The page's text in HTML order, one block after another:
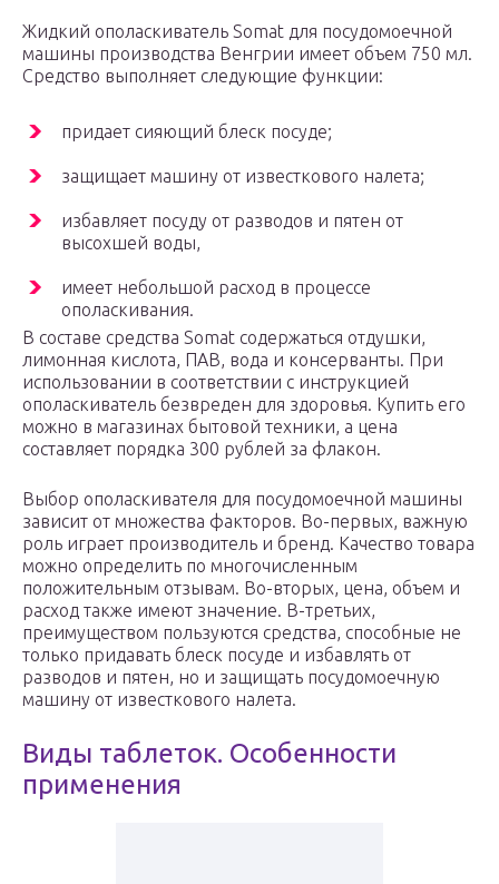
Жидкий ополаскиватель Somat для посудомоечной
машины производства Венгрии имеет объем 750 мл.
Средство выполняет следующие функции:
придает сияющий блеск посуде;
защищает машину от известкового налета;
избавляет посуду от разводов и пятен от
высохшей воды,
имеет небольшой расход в процессе
ополаскивания.
В составе средства Somat содержаться отдушки,
лимонная кислота, ПАВ, вода и консерванты. При
использовании в соответствии с инструкцией
ополаскиватель безвреден для здоровья. Купить его
можно в магазинах бытовой техники, а цена
составляет порядка 300 рублей за флакон.
Выбор ополаскивателя для посудомоечной машины
зависит от множества факторов. Во-первых, важную
роль играет производитель и бренд. Качество товара
можно определить по многочисленным
положительным отзывам. Во-вторых, цена, объем и
расход также имеют значение. В-третьих,
преимуществом пользуются средства, способные не
только придавать блеск посуде и избавлять от
разводов и пятен, но и защищать посудомоечную
машину от известкового налета.
Виды таблеток. Особенности
применения